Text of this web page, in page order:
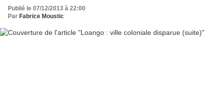
Publié le 07/12/2013 à 22:00
Par Fabrice Moustic